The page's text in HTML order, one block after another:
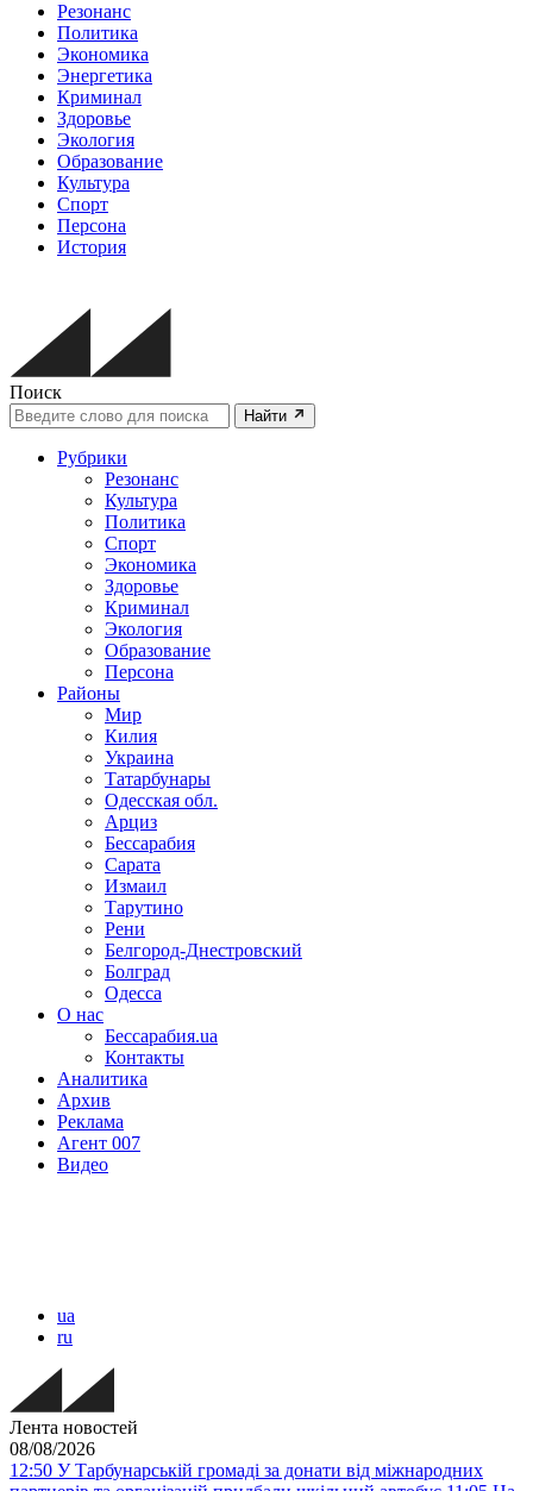
Резонанс
Политика
Экономика
Энергетика
Криминал
Здоровье
Экология
Образование
Культура
Спорт
Персона
История
Поиск
Найти
Рубрики
Резонанс
Культура
Политика
Спорт
Экономика
Здоровье
Криминал
Экология
Образование
Персона
Районы
Мир
Килия
Украина
Татарбунары
Одесская обл.
Арциз
Бессарабия
Сарата
Измаил
Тарутино
Рени
Белгород-Днестровский
Болград
Одесса
О нас
Бессарабия.ua
Контакты
Аналитика
Архив
Реклама
Агент 007
Видео
ua
ru
Лента новостей
08/08/2026
12:50 У Тарбунарській громаді за донати від міжнародних